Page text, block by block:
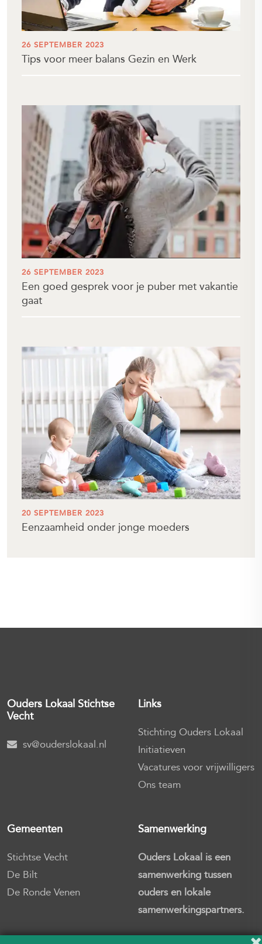
26 SEPTEMBER 2023
Tips voor meer balans Gezin en Werk
26 SEPTEMBER 2023
Een goed gesprek voor je puber met vakantie
gaat
20 SEPTEMBER 2023
Eenzaamheid onder jonge moeders
Ouders Lokaal Stichtse
Vecht
sv@ouderslokaal.nl
Links
Stichting Ouders Lokaal
Initiatieven
Vacatures voor vrijwilligers
Ons team
Gemeenten
Stichtse Vecht
De Bilt
De Ronde Venen
Samenwerking
Ouders Lokaal is een
samenwerking tussen
ouders en lokale
samenwerkingspartners.